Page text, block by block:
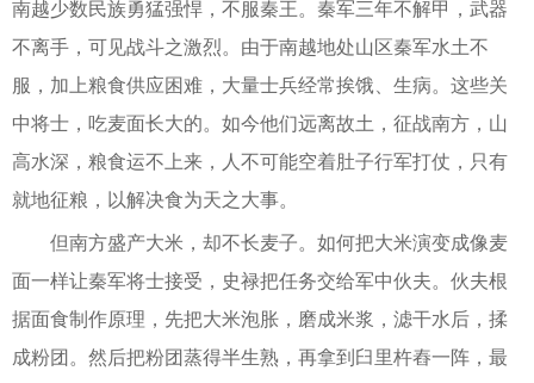
南越少数民族勇猛强悍，不服秦王。秦军三年不解甲，武器
不离手，可见战斗之激烈。由于南越地处山区秦军水土不
服，加上粮食供应困难，大量士兵经常挨饿、生病。这些关
中将士，吃麦面长大的。如今他们远离故土，征战南方，山
高水深，粮食运不上来，人不可能空着肚子行军打仗，只有
就地征粮，以解决食为天之大事。
但南方盛产大米，却不长麦子。如何把大米演变成像麦
面一样让秦军将士接受，史禄把任务交给军中伙夫。伙夫根
据面食制作原理，先把大米泡胀，磨成米浆，滤干水后，揉
成粉团。然后把粉团蒸得半生熟，再拿到臼里杵舂一阵，最